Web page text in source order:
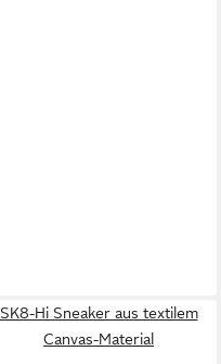
SK8-Hi Sneaker aus textilem
Canvas-Material